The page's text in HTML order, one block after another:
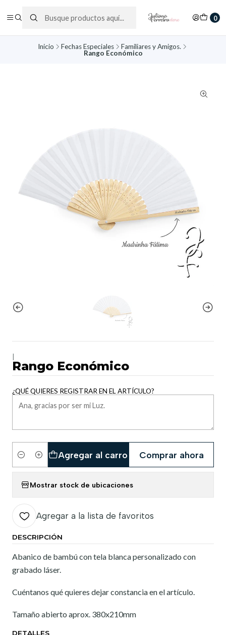
0
Inicio Fechas Especiales
Familiares y Amigos.
Rango Económico
Rango Económico
¿QUÉ QUIERES REGISTRAR EN EL ARTÍCULO?
Cantidad
Agregar al carro Comprar ahora
Mostrar stock de ubicaciones
Agregar a la lista de favoritos
DESCRIPCIÓN
Abanico de bambú con tela blanca personalizado con
grabado láser.
Cuéntanos qué quieres dejar constancia en el artículo.
Tamaño abierto aprox. 380x210mm
DETALLES